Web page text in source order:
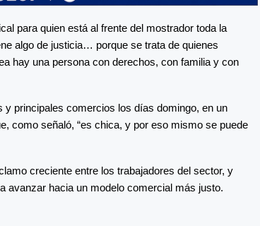
para quien está al frente del mostrador toda la
algo de justicia… porque se trata de quienes
hay una persona con derechos, con familia y con
y principales comercios los días domingo, en un
como señaló, “es chica, y por eso mismo se puede
creciente entre los trabajadores del sector, y
avanzar hacia un modelo comercial más justo.